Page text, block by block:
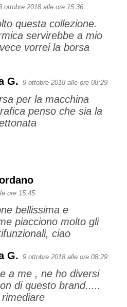
ottobre 2018 alle ore 15:36
questa collezione.
servirebbe a mio
vorrei la borsa
G. 9 ottobre 2018 alle ore 08:29
per la macchina
penso che sia la
ore 15:45
bellissima e
piacciono molto gli
ciao
G. 9 ottobre 2018 alle ore 08:29
a me , ne ho diversi
di questo brand.....